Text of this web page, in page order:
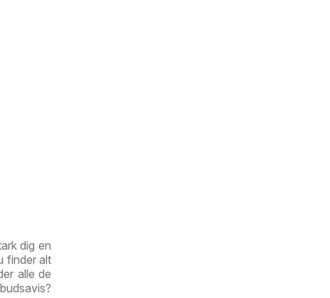
dig en
finder alt
alle de